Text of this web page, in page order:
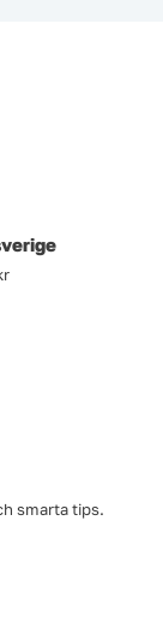
smarta tips.